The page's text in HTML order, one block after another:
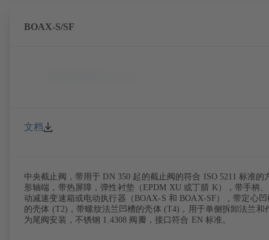
BOAX-S/SF
文档
中央截止阀，带用于 DN 350 起的截止阀的符合 ISO 5211 标准的
形轴端，带热屏障，弹性衬垫（EPDM XU 或丁腈 K），带手柄
动减速变速箱或电动执行器（BOAX-S 和 BOAX-SF），带定心凹
的壳体 (T2)，带螺纹法兰凹槽的壳体 (T4)，用于单侧拆卸法兰和
为尾阀安装，不锈钢 1.4308 阀瓣，接口符合 EN 标准。